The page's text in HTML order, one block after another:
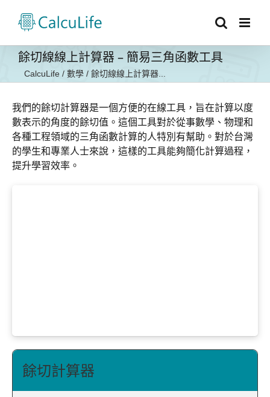
餘切線線上計算器 – 簡易三角函數工具
CalcuLife / 數學 / 餘切線線上計算器...
我們的餘切計算器是一個方便的在線工具，旨在計算以度
數表示的角度的餘切值。這個工具對於從事數學、物理和
各種工程領域的三角函數計算的人特別有幫助。對於台灣
的學生和專業人士來說，這樣的工具能夠簡化計算過程，
提升學習效率。
餘切計算器